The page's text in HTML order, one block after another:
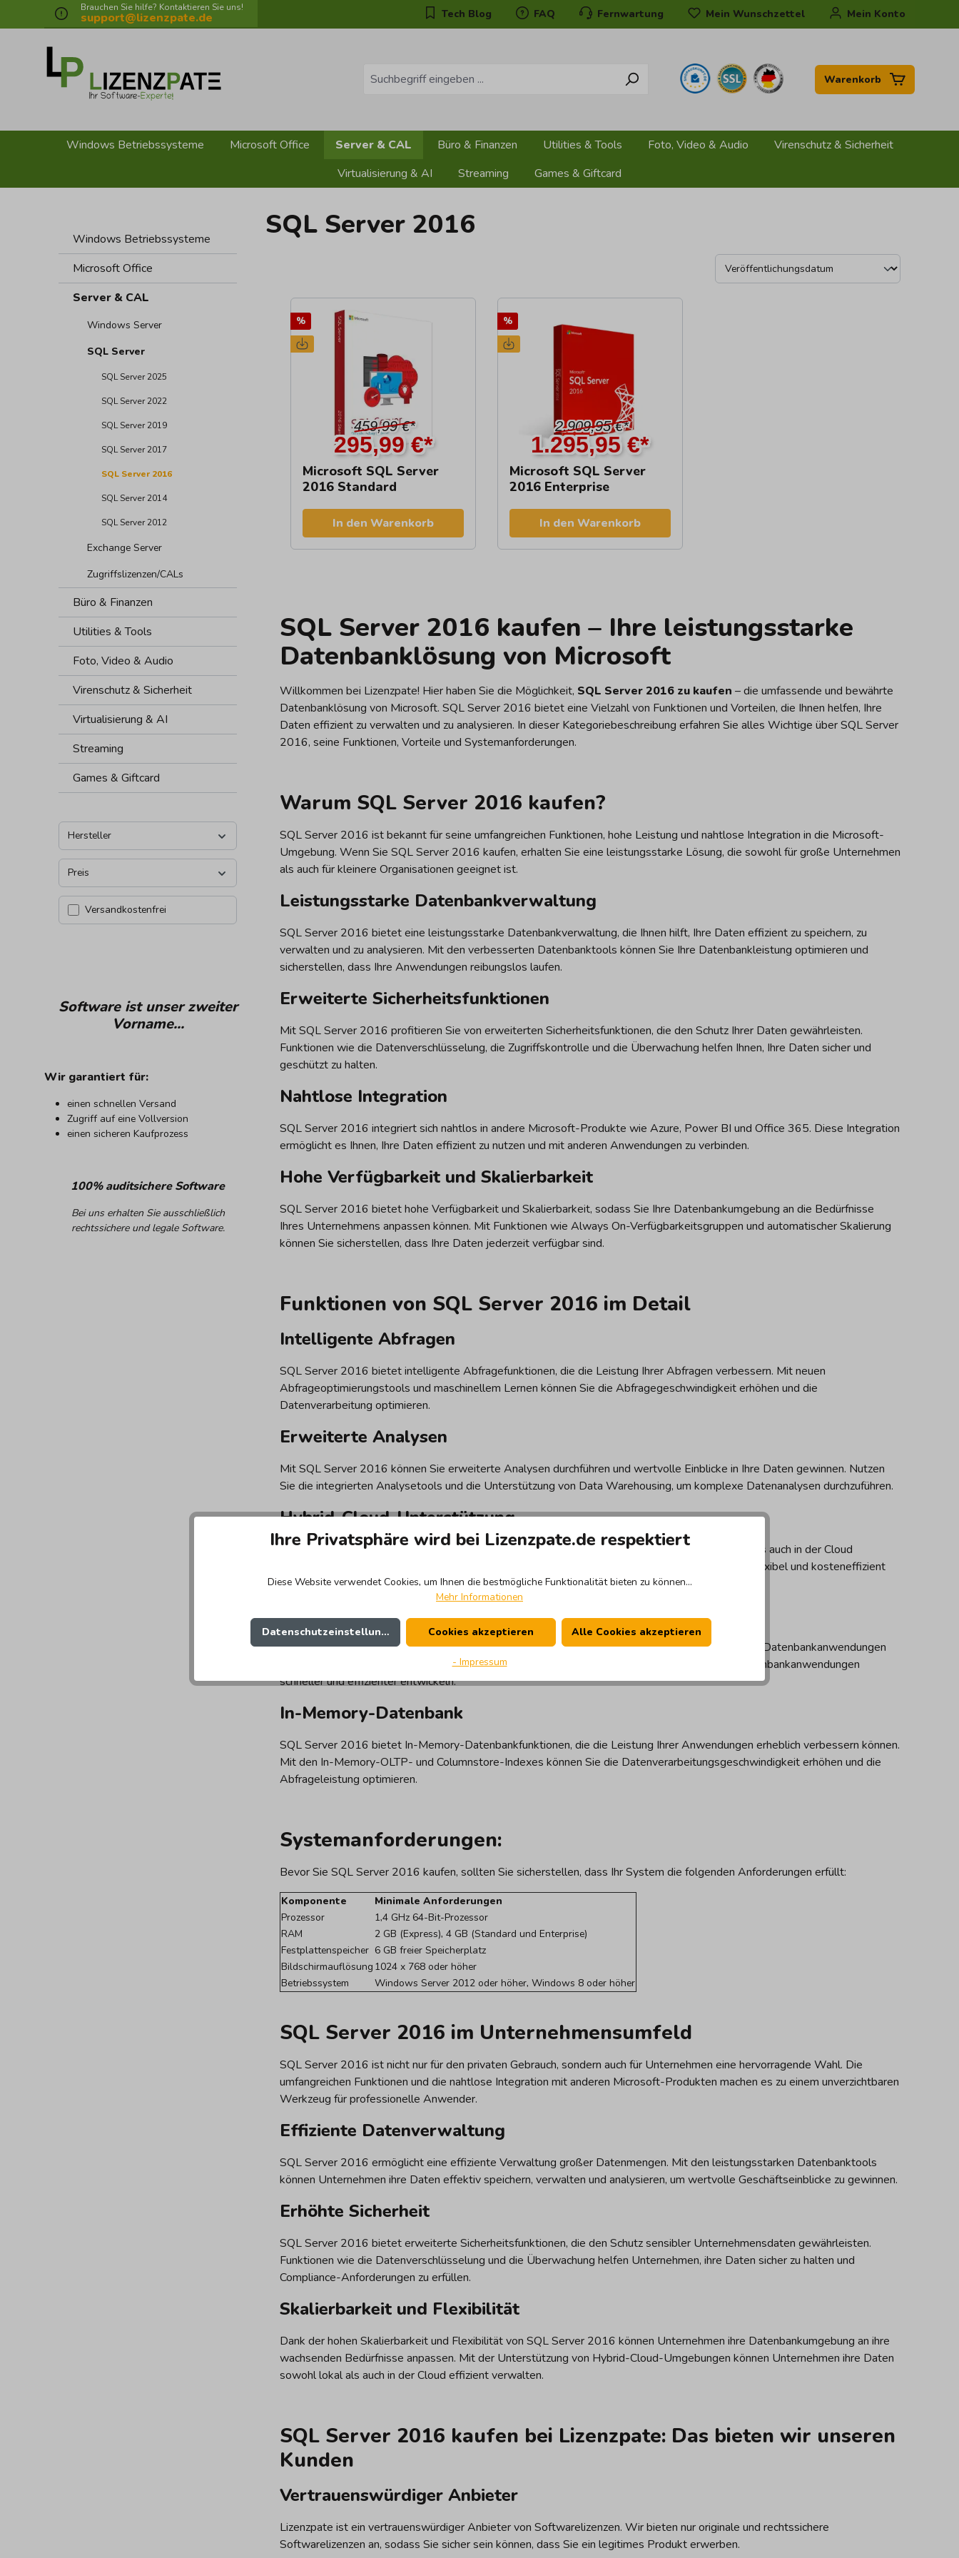
Zur Hauptnavigation springen
Brauchen Sie hilfe? Kontaktieren Sie uns!
support@lizenzpate.de Tech Blog FAQ Fernwartung Mein Wunschzettel Mein Konto
Warenkorb
Windows Betriebssysteme Microsoft Office Server & CAL Büro & Finanzen Utilities & Tools Foto, Video & Audio
Virenschutz & Sicherheit
Virtualisierung & AI
Streaming Games & Giftcard
Windows Betriebssysteme
Microsoft Office
Server & CAL
Windows Server
SQL Server
SQL Server 2025
SQL Server 2022
SQL Server 2019
SQL Server 2017
SQL Server 2016
SQL Server 2014
SQL Server 2012
Exchange Server
Zugriffslizenzen/CALs
Büro & Finanzen
Utilities & Tools
Foto, Video & Audio
Virenschutz & Sicherheit
Virtualisierung & AI
Streaming
Games & Giftcard
Hersteller
Preis
Filter hinzufügen: Versandkostenfrei
Versandkostenfrei
Software ist unser zweiter
Vorname...
Wir garantiert für:
einen schnellen Versand
Zugriff auf eine Vollversion
einen sicheren Kaufprozess
100% auditsichere Software
Bei uns erhalten Sie ausschließlich
rechtssichere und legale Software.
SQL Server 2016
%
Microsoft SQL Server
2016 Standard
295,99 €*
459,99 €*
In den Warenkorb
%
Microsoft SQL Server
2016 Enterprise
1.295,95 €*
2.909,95 €*
In den Warenkorb
SQL Server 2016 kaufen – Ihre leistungsstarke
Datenbanklösung von Microsoft
Willkommen bei Lizenzpate! Hier haben Sie die Möglichkeit, SQL Server 2016 zu kaufen – die umfassende und bewährte
Datenbanklösung von Microsoft. SQL Server 2016 bietet eine Vielzahl von Funktionen und Vorteilen, die Ihnen helfen, Ihre
Daten effizient zu verwalten und zu analysieren. In dieser Kategoriebeschreibung erfahren Sie alles Wichtige über SQL Server
2016, seine Funktionen, Vorteile und Systemanforderungen.
Warum SQL Server 2016 kaufen?
SQL Server 2016 ist bekannt für seine umfangreichen Funktionen, hohe Leistung und nahtlose Integration in die Microsoft-
Umgebung. Wenn Sie SQL Server 2016 kaufen, erhalten Sie eine leistungsstarke Lösung, die sowohl für große Unternehmen
als auch für kleinere Organisationen geeignet ist.
Leistungsstarke Datenbankverwaltung
SQL Server 2016 bietet eine leistungsstarke Datenbankverwaltung, die Ihnen hilft, Ihre Daten effizient zu speichern, zu
verwalten und zu analysieren. Mit den verbesserten Datenbanktools können Sie Ihre Datenbankleistung optimieren und
sicherstellen, dass Ihre Anwendungen reibungslos laufen.
Erweiterte Sicherheitsfunktionen
Mit SQL Server 2016 profitieren Sie von erweiterten Sicherheitsfunktionen, die den Schutz Ihrer Daten gewährleisten.
Funktionen wie die Datenverschlüsselung, die Zugriffskontrolle und die Überwachung helfen Ihnen, Ihre Daten sicher und
geschützt zu halten.
Nahtlose Integration
SQL Server 2016 integriert sich nahtlos in andere Microsoft-Produkte wie Azure, Power BI und Office 365. Diese Integration
ermöglicht es Ihnen, Ihre Daten effizient zu nutzen und mit anderen Anwendungen zu verbinden.
Hohe Verfügbarkeit und Skalierbarkeit
SQL Server 2016 bietet hohe Verfügbarkeit und Skalierbarkeit, sodass Sie Ihre Datenbankumgebung an die Bedürfnisse
Ihres Unternehmens anpassen können. Mit Funktionen wie Always On-Verfügbarkeitsgruppen und automatischer Skalierung
können Sie sicherstellen, dass Ihre Daten jederzeit verfügbar sind.
Funktionen von SQL Server 2016 im Detail
Intelligente Abfragen
SQL Server 2016 bietet intelligente Abfragefunktionen, die die Leistung Ihrer Abfragen verbessern. Mit neuen
Abfrageoptimierungstools und maschinellem Lernen können Sie die Abfragegeschwindigkeit erhöhen und die
Datenverarbeitung optimieren.
Erweiterte Analysen
Mit SQL Server 2016 können Sie erweiterte Analysen durchführen und wertvolle Einblicke in Ihre Daten gewinnen. Nutzen
Sie die integrierten Analysetools und die Unterstützung von Data Warehousing, um komplexe Datenanalysen durchzuführen.
Hybrid-Cloud-Unterstützung
SQL Server 2016 unterstützt hybride Cloud-Umgebungen, sodass Sie Ihre Daten sowohl lokal als auch in der Cloud
verwalten können. Mit der Integration in Microsoft Azure können Sie Ihre Datenbankressourcen flexibel und kosteneffizient
nutzen.
Erweiterte Entwicklerwerkzeuge
SQL Server 2016 bietet erweiterte Entwicklerwerkzeuge, die die Erstellung und Verwaltung von Datenbankanwendungen
erleichtern. Mit den neuen Funktionen für die Entwicklung und Bereitstellung können Sie Ihre Datenbankanwendungen
schneller und effizienter entwickeln.
In-Memory-Datenbank
SQL Server 2016 bietet In-Memory-Datenbankfunktionen, die die Leistung Ihrer Anwendungen erheblich verbessern können.
Mit den In-Memory-OLTP- und Columnstore-Indexes können Sie die Datenverarbeitungsgeschwindigkeit erhöhen und die
Abfrageleistung optimieren.
Systemanforderungen:
Bevor Sie SQL Server 2016 kaufen, sollten Sie sicherstellen, dass Ihr System die folgenden Anforderungen erfüllt:
Komponente
Minimale Anforderungen
Prozessor
1,4 GHz 64-Bit-Prozessor
RAM
2 GB (Express), 4 GB (Standard und Enterprise)
Festplattenspeicher 6 GB freier Speicherplatz
Bildschirmauflösung 1024 x 768 oder höher
Betriebssystem
Windows Server 2012 oder höher, Windows 8 oder höher
SQL Server 2016 im Unternehmensumfeld
SQL Server 2016 ist nicht nur für den privaten Gebrauch, sondern auch für Unternehmen eine hervorragende Wahl. Die
umfangreichen Funktionen und die nahtlose Integration mit anderen Microsoft-Produkten machen es zu einem unverzichtbaren
Werkzeug für professionelle Anwender.
Effiziente Datenverwaltung
SQL Server 2016 ermöglicht eine effiziente Verwaltung großer Datenmengen. Mit den leistungsstarken Datenbanktools
können Unternehmen ihre Daten effektiv speichern, verwalten und analysieren, um wertvolle Geschäftseinblicke zu gewinnen.
Erhöhte Sicherheit
SQL Server 2016 bietet erweiterte Sicherheitsfunktionen, die den Schutz sensibler Unternehmensdaten gewährleisten.
Funktionen wie die Datenverschlüsselung und die Überwachung helfen Unternehmen, ihre Daten sicher zu halten und
Compliance-Anforderungen zu erfüllen.
Skalierbarkeit und Flexibilität
Dank der hohen Skalierbarkeit und Flexibilität von SQL Server 2016 können Unternehmen ihre Datenbankumgebung an ihre
wachsenden Bedürfnisse anpassen. Mit der Unterstützung von Hybrid-Cloud-Umgebungen können Unternehmen ihre Daten
sowohl lokal als auch in der Cloud effizient verwalten.
SQL Server 2016 kaufen bei Lizenzpate: Das bieten wir unseren
Kunden
Vertrauenswürdiger Anbieter
Lizenzpate ist ein vertrauenswürdiger Anbieter von Softwarelizenzen. Wir bieten nur originale und rechtssichere
Softwarelizenzen an, sodass Sie sicher sein können, dass Sie ein legitimes Produkt erwerben.
Ihre Privatsphäre wird bei Lizenzpate.de respektiert
Diese Website verwendet Cookies, um Ihnen die bestmögliche Funktionalität bieten zu können...
Mehr Informationen
Datenschutzeinstellungen Cookies akzeptieren Alle Cookies akzeptieren
- Impressum